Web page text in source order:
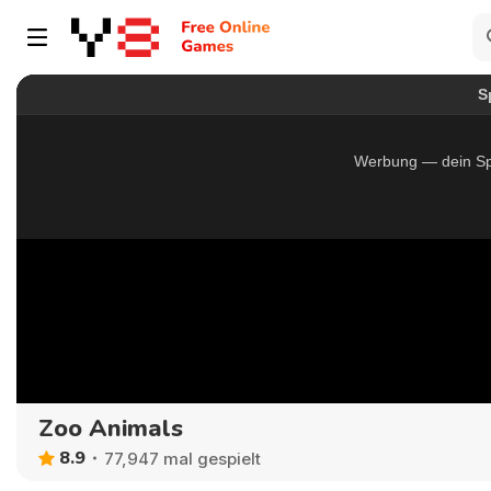
Zoo Animals
8.9 77,947 mal gespielt